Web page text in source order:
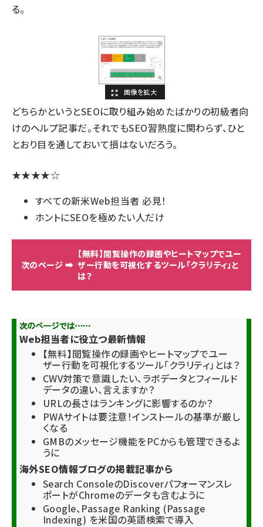
る。
どちらかというとSEOに取り組み始めたばかりの初級者向
けのヘルプ記事だ。それでもSEO習熟度に関わらず、ひと
とおり目を通しておいて損はないだろう。
★★★★☆
すべての新米Web担当者 必見！
ホントにSEOを極めたい人だけ
【無料】閲覧操作の録画やヒートマップでユー
ザー行動を可視化するツール「クラリティ」と
は？
Web担当者に役立つ最新情報
【無料】閲覧操作の録画やヒートマップでユー
ザー行動を可視化するツール「クラリティ」とは？
CWV対策で意識したい、ラボデータとフィールド
データの違い、言えますか？
URLの長さはランキングに影響するのか？
PWAサイトは要注意！インストールの基準が厳し
くなる
GMBのメッセージ機能をPCからも管理できるよ
うに
海外SEO情報ブログの掲載記事から
Search ConsoleのDiscoverパフォーマンスレ
ポートがChromeのデータも含むように
Google、Passage Ranking (Passage
Indexing) を米国の英語検索で導入